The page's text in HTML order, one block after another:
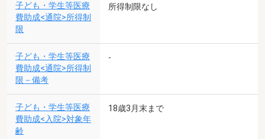
子ども・学生等医療
費助成<通院>所得制
限
所得制限なし
子ども・学生等医療
費助成<通院>所得制
限－備考
-
子ども・学生等医療
費助成<入院>対象年
齢
18歳3月末まで